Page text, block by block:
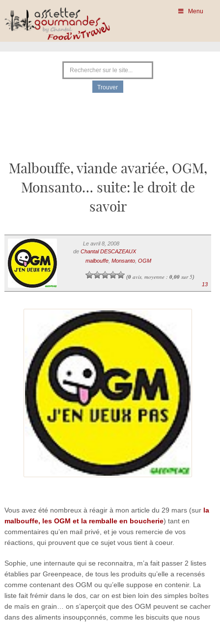
Menu
Malbouffe, viande avariée, OGM,
Monsanto… suite: le droit de
savoir
Le avril 8, 2008
de Chantal DESCAZEAUX
malbouffe, Monsanto, OGM
(0avis, moyenne : 0,00sur 5)
13
Vous avez été nombreux à réagir à mon article du 29 mars (sur la
malbouffe, les OGM et la remballe en boucherie) tant en
commentaires qu’en mail privé, et je vous remercie de vos
réactions, qui prouvent que ce sujet vous tient à coeur.
Sophie, une internaute qui se reconnaitra, m’a fait passer 2 listes
établies par Greenpeace, de tous les produits qu’elle a recensés
comme contenant des OGM ou qu’elle suppose en contenir. La
liste fait frémir dans le dos, car on est bien loin des simples boîtes
de maïs en grain… on s’aperçoit que des OGM peuvent se cacher
dans des aliments insoupçonnés, comme les biscuits que nous